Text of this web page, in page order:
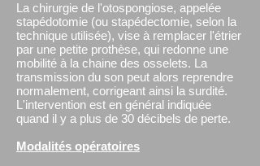
La chirurgie de l'otospongiose, appelée
stapédotomie (ou stapédectomie, selon la
technique utilisée), vise à remplacer l'étrier
par une petite prothèse, qui redonne une
mobilité à la chaine des osselets. La
transmission du son peut alors reprendre
normalement, corrigeant ainsi la surdité.
L'intervention est en général indiquée
quand il y a plus de 30 décibels de perte.
Modalités opératoires